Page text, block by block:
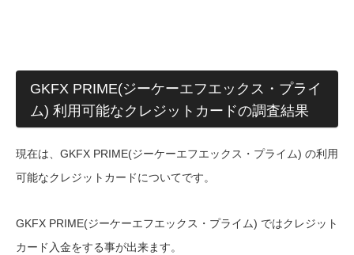
GKFX PRIME(ジーケーエフエックス・プライ
ム) 利用可能なクレジットカードの調査結果
現在は、GKFX PRIME(ジーケーエフエックス・プライム) の利用
可能なクレジットカードについてです。
GKFX PRIME(ジーケーエフエックス・プライム) ではクレジット
カード入金をする事が出来ます。